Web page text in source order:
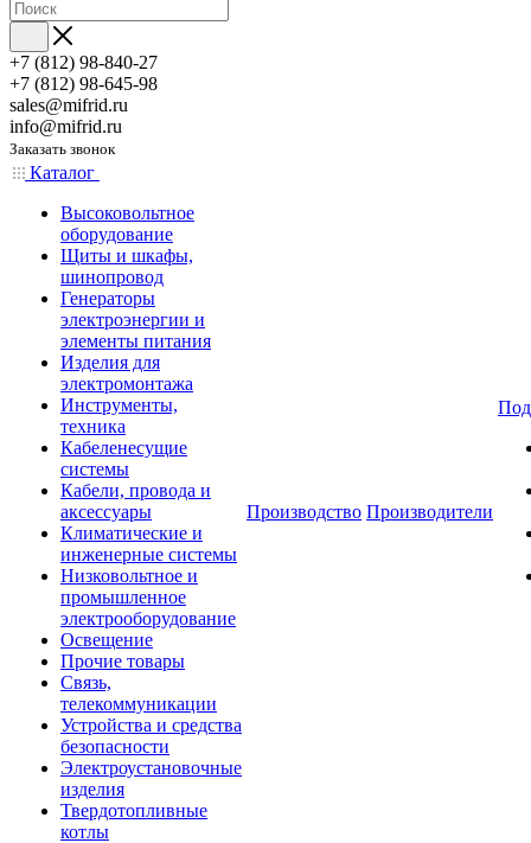
+7 (812) 98-840-27
+7 (812) 98-645-98
sales@mifrid.ru
info@mifrid.ru
Заказать звонок
Каталог
Высоковольтное
оборудование
Щиты и шкафы,
шинопровод
Генераторы
электроэнергии и
элементы питания
Изделия для
электромонтажа
Инструменты,
техника
Кабеленесущие
системы
Кабели, провода и
аксессуары
Климатические и
инженерные системы
Низковольтное и
промышленное
электрооборудование
Освещение
Прочие товары
Связь,
телекоммуникации
Устройства и средства
безопасности
Электроустановочные
изделия
Твердотопливные
котлы
Производство Производители